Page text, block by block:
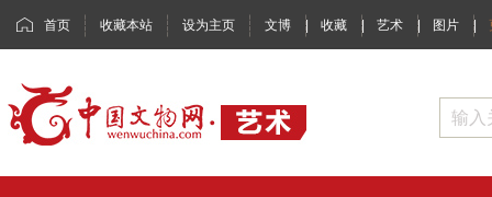
首页 收藏本站 设为主页 文博 | 收藏 | 艺术 | 图片 |